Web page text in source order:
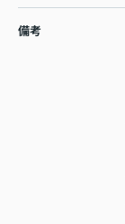
備考